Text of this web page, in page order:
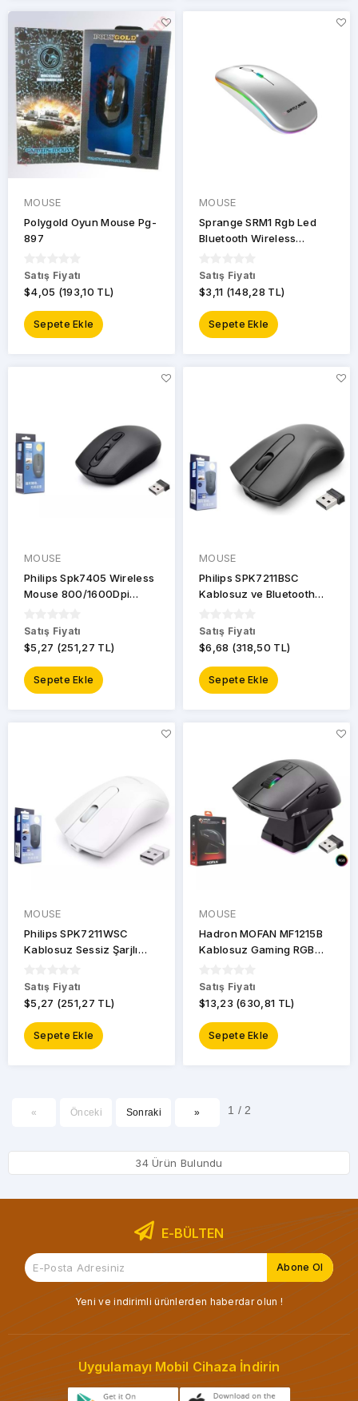
MOUSE
Polygold Oyun Mouse Pg-
897
Satış Fiyatı
$4,05 (193,10 TL)
Sepete Ekle
MOUSE
Sprange SRM1 Rgb Led
Bluetooth Wireless
Satış Fiyatı
$3,11 (148,28 TL)
Sepete Ekle
MOUSE
Philips Spk7405 Wireless
Mouse 800/1600Dpi
Satış Fiyatı
$5,27 (251,27 TL)
Sepete Ekle
MOUSE
Philips SPK7211BSC
Kablosuz ve Bluetooth
- Siyah M211
Satış Fiyatı
$6,68 (318,50 TL)
Sepete Ekle
MOUSE
Philips SPK7211WSC
Kablosuz Sessiz Şarjlı
Satış Fiyatı
$5,27 (251,27 TL)
Sepete Ekle
MOUSE
Hadron MOFAN MF1215B
Kablosuz Gaming RGB
Satış Fiyatı
$13,23 (630,81 TL)
Sepete Ekle
« Önceki Sonraki » 1 / 2
34 Ürün Bulundu
E-BÜLTEN
Yeni ve indirimli ürünlerden haberdar olun !
Uygulamayı Mobil Cihaza İndirin